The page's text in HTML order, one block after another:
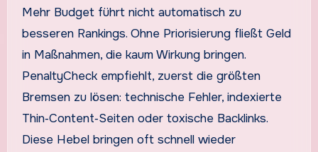
Mehr Budget führt nicht automatisch zu
besseren Rankings. Ohne Priorisierung fließt Geld
in Maßnahmen, die kaum Wirkung bringen.
PenaltyCheck empfiehlt, zuerst die größten
Bremsen zu lösen: technische Fehler, indexierte
Thin‑Content‑Seiten oder toxische Backlinks.
Diese Hebel bringen oft schnell wieder